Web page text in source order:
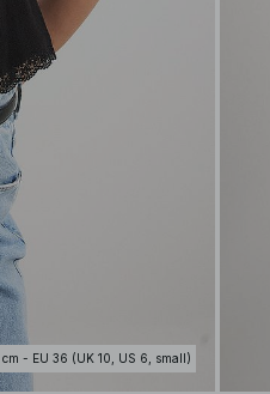
cm - EU 36 (UK 10, US 6, small)